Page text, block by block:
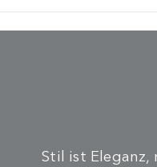
Stil ist Eleganz,